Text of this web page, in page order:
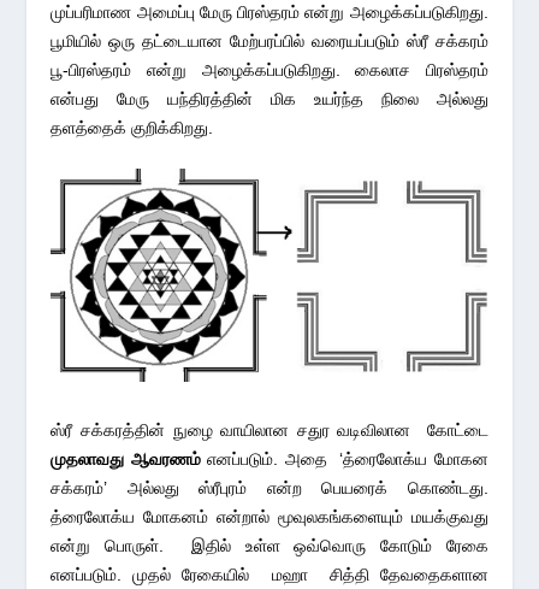
முப்பரிமாண அமைப்பு மேரு பிரஸ்தரம் என்று அழைக்கப்படுகிறது.
பூமியில் ஒரு தட்டையான மேற்பரப்பில் வரையப்படும் ஸ்ரீ சக்கரம்
பூ-பிரஸ்தரம் என்று அழைக்கப்படுகிறது. கைலாச பிரஸ்தரம்
என்பது மேரு யந்திரத்தின் மிக உயர்ந்த நிலை அல்லது
தளத்தைக் குறிக்கிறது.
ஸ்ரீ சக்கரத்தின் நுழை வாயிலான சதுர வடிவிலான கோட்டை
முதலாவது ஆவரணம்எனப்படும். அதை ‘த்ரைலோக்ய மோகன
சக்கரம்’ அல்லது ஸ்ரீபுரம் என்ற பெயரைக் கொண்டது.
த்ரைலோக்ய மோகனம் என்றால் மூவுலகங்களையும் மயக்குவது
என்று பொருள். இதில் உள்ள ஒவ்வொரு கோடும் ரேகை
எனப்படும். முதல் ரேகையில் மஹா சித்தி தேவதைகளான